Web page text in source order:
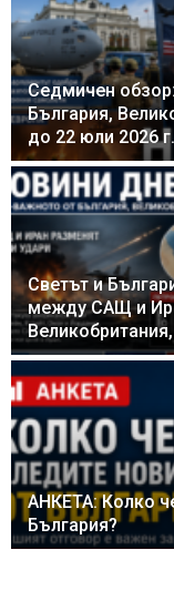
Седмичен
България,
до 22 юли 2026 г.
Светът и
между САЩ и
АНКЕТА: Колко
България?